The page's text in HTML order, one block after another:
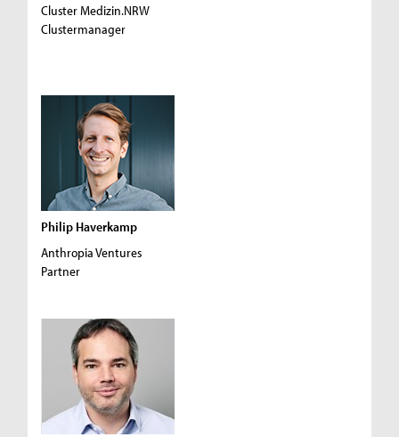
Cluster Medizin.NRW
Clustermanager
Philip Haverkamp
Anthropia Ventures
Partner